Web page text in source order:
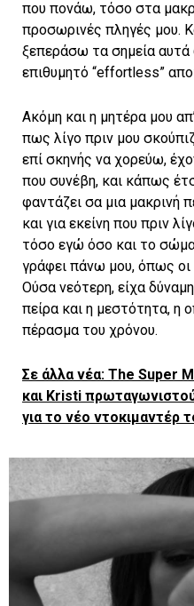
που πονάω, τόσο στα
προσωρινές πληγές μου.
ξεπεράσω τα σημεία
επιθυμητό “effortless”
Ακόμη και η μητέρα μου
πως λίγο πριν μου
επί σκηνής να χορεύω,
που συνέβη, και κάπως
φαντάζει σα μια μακρινή
και για εκείνη που πριν
τόσο εγώ όσο και το
γράφει πάνω μου, όπως
Ούσα νεότερη, είχα
πείρα και η μεστότητα, η
πέρασμα του χρόνου.
Σε άλλα νέα: The Super
και Kristi
για το νέο ντοκιμαντέρ